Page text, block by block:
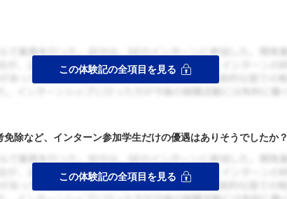
除など、インターン参加学生だけの優遇はありそうでしたか？